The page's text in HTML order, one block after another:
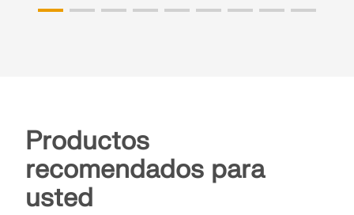
Productos
recomendados para
usted